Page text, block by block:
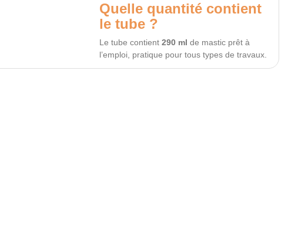
Quelle quantité contient
le tube ?
Le tube contient 290 ml de mastic prêt à
l’emploi, pratique pour tous types de travaux.